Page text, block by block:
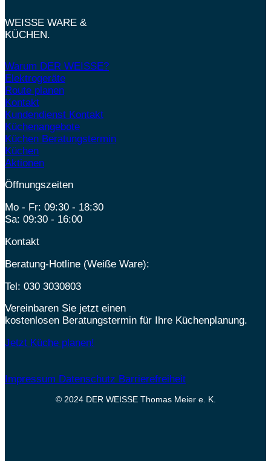
WEISSE WARE &
KÜCHEN.
Warum DER WEISSE?
Elektrogeräte
Route planen
Kontakt
Kundendienst Kontakt
Küchenangebote
Küchen Beratungstermin
Küchen
Aktionen
Öffnungszeiten
Mo - Fr: 09:30 - 18:30
Sa: 09:30 - 16:00
Kontakt
Beratung-Hotline (Weiße Ware):
Tel: 030 3030803
Vereinbaren Sie jetzt einen
kostenlosen Beratungstermin für Ihre Küchenplanung.
Jetzt Küche planen!
Impressum Datenschutz Barrierefreiheit
© 2024 DER WEISSE Thomas Meier e. K.